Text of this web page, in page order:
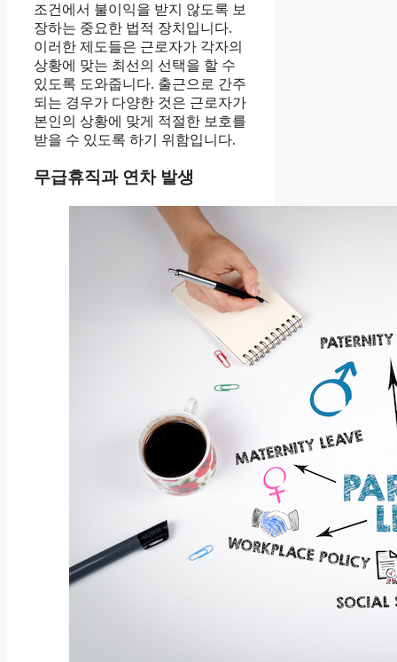
조건에서 불이익을 받지 않도록 보
장하는 중요한 법적 장치입니다.
이러한 제도들은 근로자가 각자의
상황에 맞는 최선의 선택을 할 수
있도록 도와줍니다. 출근으로 간주
되는 경우가 다양한 것은 근로자가
본인의 상황에 맞게 적절한 보호를
받을 수 있도록 하기 위함입니다.
무급휴직과 연차 발생